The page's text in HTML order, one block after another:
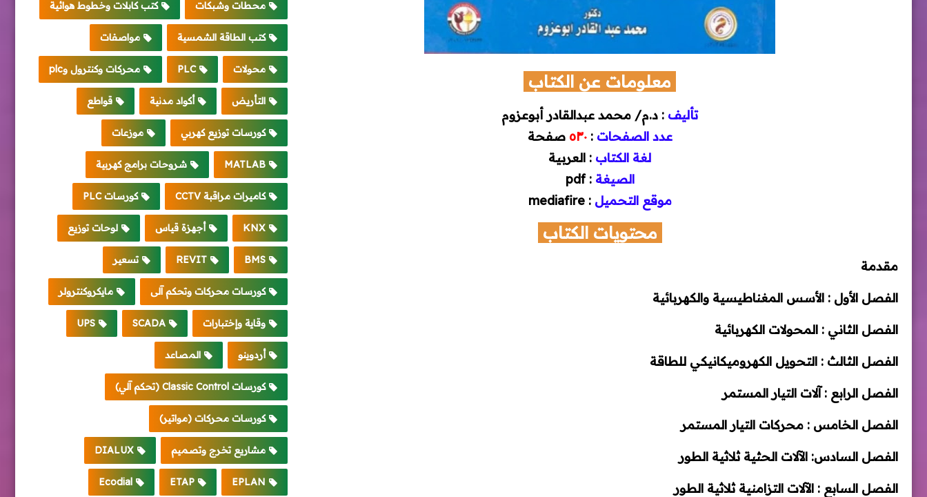
معلومات عن الكتاب
تأليف : د.م/ محمد عبدالقادر أبوعزوم
عدد الصفحات :٥٣٠ صفحة
لغة الكتاب : العربية
الصيغة : pdf
موقع التحميل : mediafire
محتويات الكتاب
مقدمة
الفصل الأول : الأسس المغناطيسية والكهربائية
الفصل الثاني : المحولات الكهربائية
الفصل الثالث : التحويل الكهروميكانيكي للطاقة
الفصل الرابع : آلات التيار المستمر
الفصل الخامس : محركات التيار المستمر
الفصل السادس: الآلات الحثية ثلاثية الطور
الفصل السابع : الآلات التزامنية ثلاثية الطور
محطات وشبكات كتب كابلات وخطوط هوائية
كتب الطاقة الشمسية مواصفات
محولات PLC محركات وكنترول وplc
التأريض أكواد مدنية قواطع
كورسات توزيع كهربي موزعات
MATLAB شروحات برامج كهربية
كاميرات مراقبة CCTV كورسات PLC
KNX أجهزة قياس لوحات توزيع
BMS
REVIT تسعير
كورسات محركات وتحكم آلى مايكروكنترولر
وقاية وإختبارات SCADA
UPS
أردوينو المصاعد
كورسات Classic Control (تحكم آلي)
كورسات محركات (مواتير)
مشاريع تخرج وتصميم DIALUX
EPLAN
ETAP
Ecodial